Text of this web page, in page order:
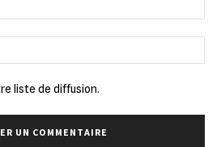
:*
:
liste de diffusion.